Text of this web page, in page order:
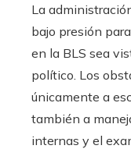
La
bajo presión
en la BLS sea
político. Los
únicamente a
también a
internas y el